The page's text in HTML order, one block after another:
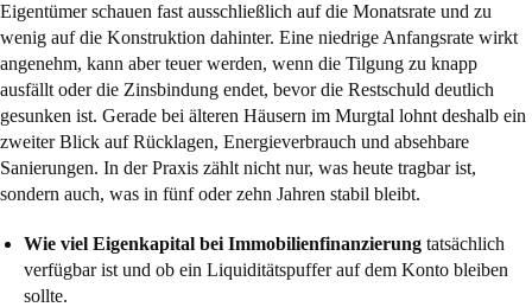
Eigentümer schauen fast ausschließlich auf die Monatsrate und zu
wenig auf die Konstruktion dahinter. Eine niedrige Anfangsrate wirkt
angenehm, kann aber teuer werden, wenn die Tilgung zu knapp
ausfällt oder die Zinsbindung endet, bevor die Restschuld deutlich
gesunken ist. Gerade bei älteren Häusern im Murgtal lohnt deshalb ein
zweiter Blick auf Rücklagen, Energieverbrauch und absehbare
Sanierungen. In der Praxis zählt nicht nur, was heute tragbar ist,
sondern auch, was in fünf oder zehn Jahren stabil bleibt.
Wie viel Eigenkapital bei Immobilienfinanzierung tatsächlich
verfügbar ist und ob ein Liquiditätspuffer auf dem Konto bleiben
sollte.